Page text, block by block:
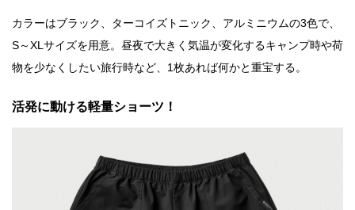
カラーはブラック、ターコイズトニック、アルミニウムの3色で、
S～XLサイズを用意。昼夜で大きく気温が変化するキャンプ時や荷
物を少なくしたい旅行時など、1枚あれば何かと重宝する。
活発に動ける軽量ショーツ！